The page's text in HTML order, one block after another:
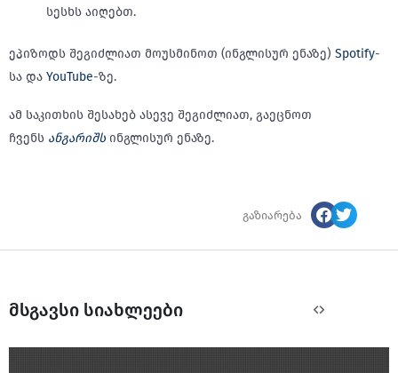
სესხს აიღებთ.
ეპიზოდს შეგიძლიათ მოუსმინოთ (ინგლისურ ენაზე) Spotify-
სა და YouTube-ზე.
ამ საკითხის შესახებ ასევე შეგიძლიათ, გაეცნოთ
ჩვენს ანგარიშს ინგლისურ ენაზე.
გაზიარება
მსგავსი სიახლეები